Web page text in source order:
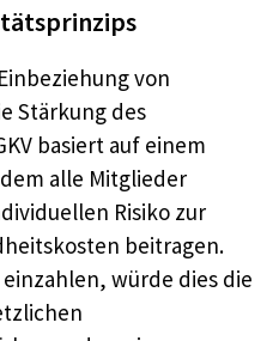
von
Stärkung des
basiert auf einem
alle Mitglieder
Risiko zur
beitragen.
würde dies die